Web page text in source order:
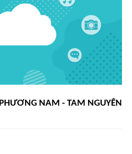
PHƯƠNG NAM - TAM NGUYÊN